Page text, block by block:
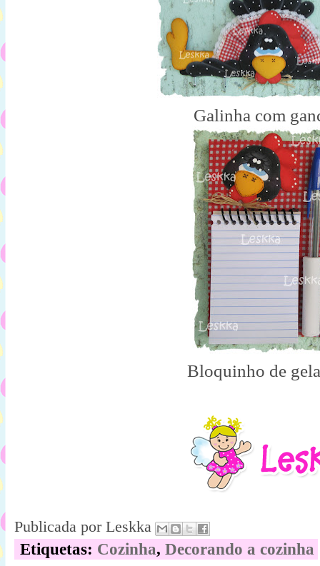
Galinha com
Bloquinho de
Publicada por Leskka
Etiquetas: Cozinha, Decorando a cozinha